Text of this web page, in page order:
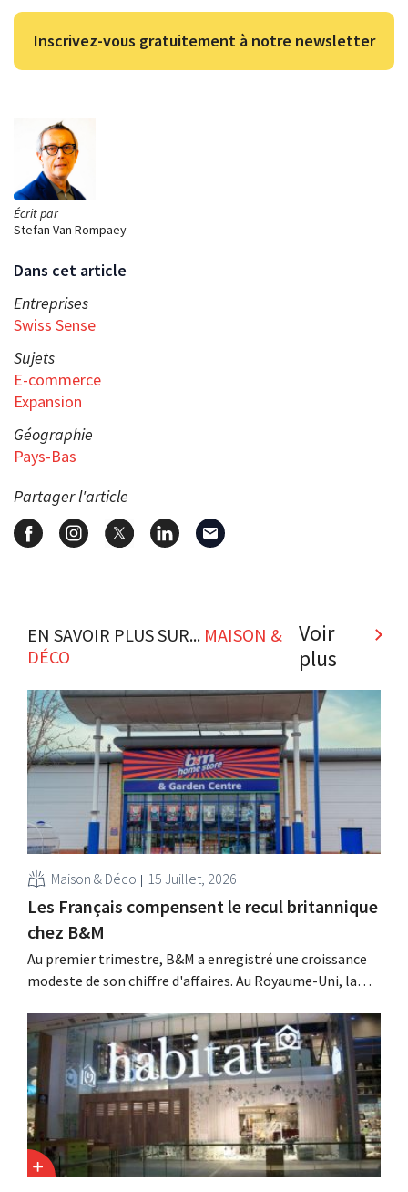
Écrit par
Stefan Van Rompaey
Dans cet article
Entreprises
Swiss Sense
Sujets
E-commerce
Expansion
Géographie
Pays-Bas
Partager l'article
Inscrivez-vous gratuitement à notre newsletter
EN SAVOIR PLUS SUR... MAISON &
DÉCO
Voir
plus
Maison & Déco 15 Juillet, 2026
Les Français compensent le recul britannique
chez B&M
Au premier trimestre, B&M a enregistré une croissance
modeste de son chiffre d'affaires. Au Royaume-Uni, la
lentement, mais la croissance en France et les meilleurs
résultats de Heron Foods ont compensé cette baisse.